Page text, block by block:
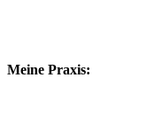
Meine Praxis: